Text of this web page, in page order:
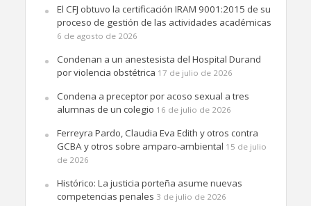
El CFJ obtuvo la certificación IRAM 9001:2015 de su
proceso de gestión de las actividades académicas
6 de agosto de 2026
Condenan a un anestesista del Hospital Durand
por violencia obstétrica 17 de julio de 2026
Condena a preceptor por acoso sexual a tres
alumnas de un colegio 16 de julio de 2026
Ferreyra Pardo, Claudia Eva Edith y otros contra
GCBA y otros sobre amparo-ambiental 15 de julio
de 2026
Histórico: La justicia porteña asume nuevas
competencias penales 3 de julio de 2026